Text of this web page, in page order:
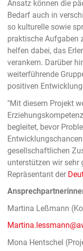
Ansatz können die
Bedarf auch in
so kulturelle sowie
praktische Aufgaben
helfen dabei, das
verankern. Darüber
weiterführende
positiven
"Mit diesem Projekt
begleitet, bevor
gesellschaftlichen
unterstützen wir sehr
Repräsentant der
Martina Leßmann
Mona Hentschel